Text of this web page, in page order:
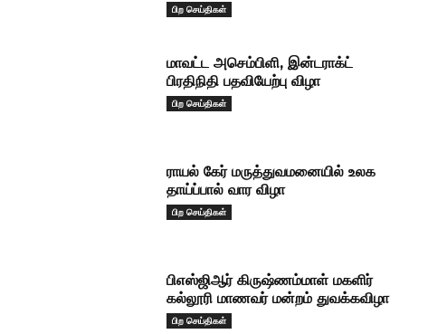
பிற செய்திகள்
மாவட்ட அசெம்பிளி, இன்டராக்ட்
பிரதிநிதி பதவியேற்பு விழா
பிற செய்திகள்
ராயல் கேர் மருத்துவமனையில் உலக
தாய்ப்பால் வார விழா
பிற செய்திகள்
பிஎஸ்ஜிஆர் கிருஷ்ணம்மாள் மகளிர்
கல்லூரி மாணவர் மன்றம் துவக்கவிழா
பிற செய்திகள்